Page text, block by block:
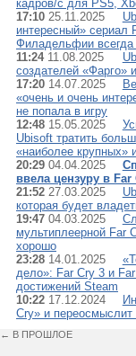
кадров/с для PS5,
17:10 25.11.2025
интересный» сериал
Филадельфии всегда
11:2411.08.2025
создателей «Фарго»
17:20 14.07.2025
«очень и очень
не попала в игру
12:48 15.05.2025
Ubisoft тратить
«наиболее крупных»
20:29 04.04.2025
ввела цензуру в
21:52 27.03.2025
которая будет
19:47 04.03.2025
мультиплеерной Far
хорошо
23:28 14.01.2025
дело»: Far Cry 3 и
достижений Steam
10:22 17.12.2024
Cry» и
← В ПРОШЛОЕ